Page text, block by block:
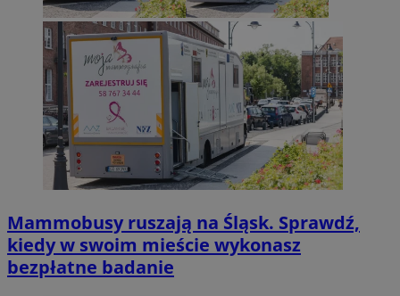
Mammobusy ruszają na Śląsk. Sprawdź,
kiedy w swoim mieście wykonasz
bezpłatne badanie